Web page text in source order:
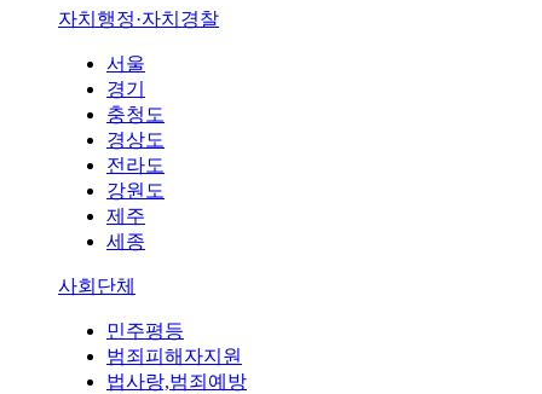
자치행정·자치경찰
서울
경기
충청도
경상도
전라도
강원도
제주
세종
사회단체
민주평등
범죄피해자지원
법사랑,범죄예방